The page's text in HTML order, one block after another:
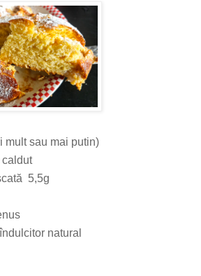
mult sau mai putin)
5,5g
natural